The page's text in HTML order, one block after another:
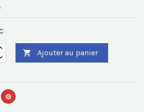
 Ajouter au panier